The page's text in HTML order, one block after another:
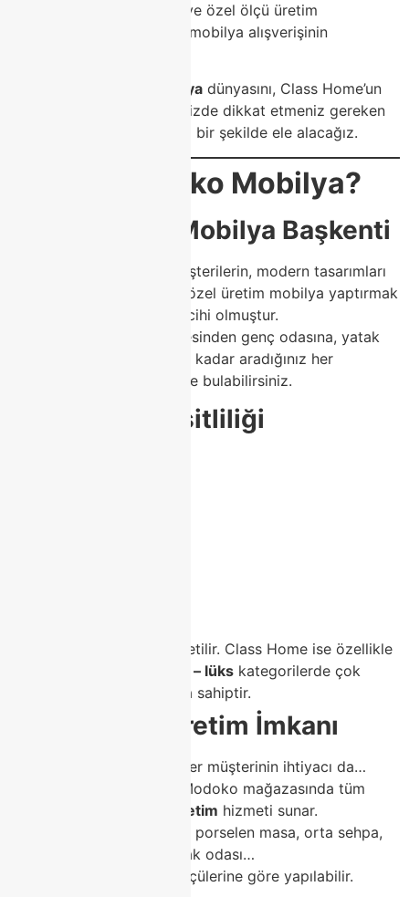
kalite, modern tasarımlar ve özel ölçü üretim
imkanlarıyla Modoko’daki mobilya alışverişinin
Modoko mobilya dünyasını, Class Home’un
farkını ve mobilya seçiminizde dikkat etmeniz gereken
en önemli noktaları detaylı bir şekilde ele alacağız.
Neden Modoko Mobilya?
1. Türkiye’nin Mobilya Başkenti
Modoko; kalite arayan müşterilerin, modern tasarımları
incelemek isteyenlerin ve özel üretim mobilya yaptırmak
isteyenlerin yıllardır ilk tercihi olmuştur.
Koltuktan masaya, tv ünitesinden genç odasına, yatak
odasından köşe koltuklara kadar aradığınız her
mobilyayı tek bir merkezde bulabilirsiniz.
2. Tasarım Çeşitliliği
gibi birçok tarzda üretilir. Class Home ise özellikle
modern – minimalist – lüks kategorilerde çok
güçlü bir koleksiyona sahiptir.
3. Özel Ölçü Üretim İmkanı
Her evin ölçüsü farklıdır, her müşterinin ihtiyacı da…
Bu nedenle Class Home, Modoko mağazasında tüm
özel ölçü üretim hizmeti sunar.
Koltuk takımı, köşe koltuk, porselen masa, orta sehpa,
tv ünitesi, berjer veya yatak odası…
Tüm mobilyalar evinizin ölçülerine göre yapılabilir.